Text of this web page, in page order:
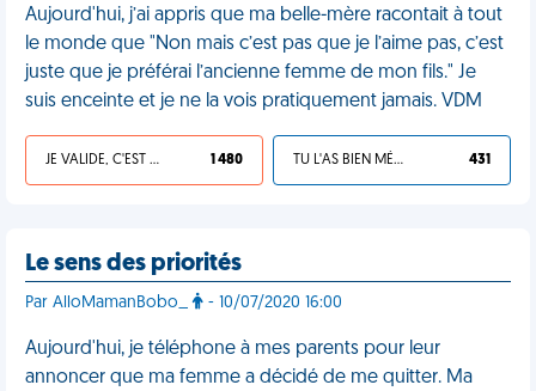
Aujourd'hui, j’ai appris que ma belle-mère racontait à tout
le monde que "Non mais c’est pas que je l’aime pas, c’est
juste que je préférai l’ancienne femme de mon fils." Je
suis enceinte et je ne la vois pratiquement jamais. VDM
JE VALIDE, C'EST UNE VDM 1 480 TU L'AS BIEN MÉRITÉ 431
Le sens des priorités
Par AlloMamanBobo_ - 10/07/2020 16:00
Aujourd'hui, je téléphone à mes parents pour leur
annoncer que ma femme a décidé de me quitter. Ma